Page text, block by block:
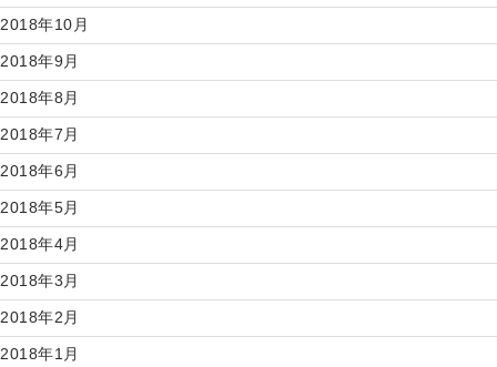
2018年10月
2018年9月
2018年8月
2018年7月
2018年6月
2018年5月
2018年4月
2018年3月
2018年2月
2018年1月